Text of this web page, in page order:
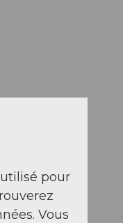
pour
Vous